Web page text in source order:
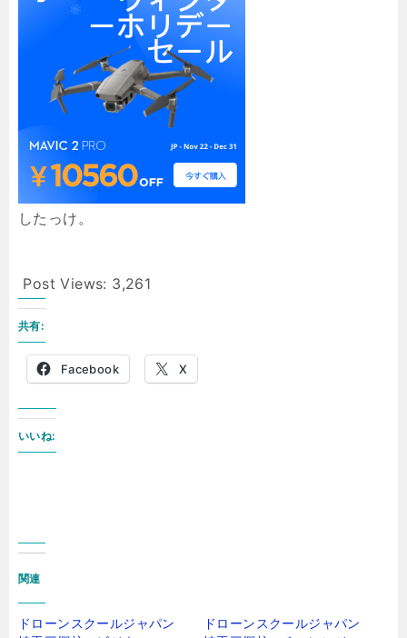
したっけ。
Post Views: 3,261
共有:
Facebook X
いいね:
関連
ドローンスクールジャパン
ドローンスクールジャパン